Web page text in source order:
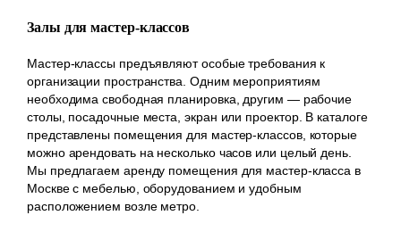
Залы для мастер-классов
Мастер-классы предъявляют особые требования к
организации пространства. Одним мероприятиям
необходима свободная планировка, другим — рабочие
столы, посадочные места, экран или проектор. В каталоге
представлены помещения для мастер-классов, которые
можно арендовать на несколько часов или целый день.
Мы предлагаем аренду помещения для мастер-класса в
Москве с мебелью, оборудованием и удобным
расположением возле метро.